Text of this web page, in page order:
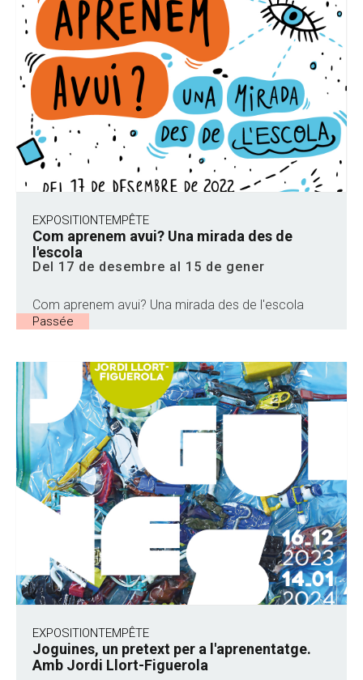
EXPOSITIONTEMPÊTE
Com aprenem avui? Una mirada des de
l'escola
Del 17 de desembre al 15 de gener
Com aprenem avui? Una mirada des de l'escola
Passée
EXPOSITIONTEMPÊTE
Joguines, un pretext per a l'aprenentatge.
Amb Jordi Llort-Figuerola